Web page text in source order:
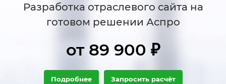
Разработка отраслевого сайта на
готовом решении Аспро
от 89 900 ₽
Подробнее Запросить расчёт